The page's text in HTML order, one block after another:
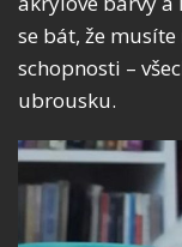
se bát, že
schopnosti –
ubrousku.